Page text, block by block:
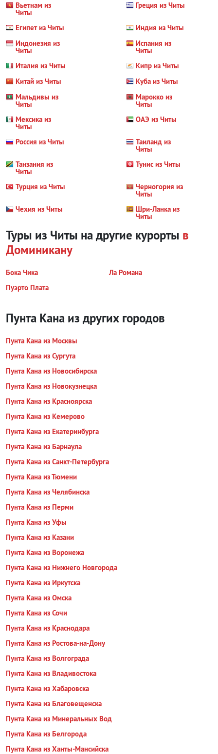
Вьетнам из
Читы
Греция из Читы
Египет из Читы
Индия из Читы
Индонезия из
Читы
Испания из
Читы
Италия из Читы
Кипр из Читы
Китай из Читы
Куба из Читы
Мальдивы из
Читы
Марокко из
Читы
Мексика из
Читы
ОАЭ из Читы
Россия из Читы Таиланд из
Читы
Танзания из
Читы
Тунис из Читы
Турция из Читы Черногория из
Читы
Чехия из Читы
Шри-Ланка из
Читы
Туры из Читы на другие курорты в
Доминикану
Бока Чика
Ла Романа
Пуэрто Плата
Пунта Кана из других городов
Пунта Кана из Москвы
Пунта Кана из Сургута
Пунта Кана из Новосибирска
Пунта Кана из Новокузнецка
Пунта Кана из Красноярска
Пунта Кана из Кемерово
Пунта Кана из Екатеринбурга
Пунта Кана из Барнаула
Пунта Кана из Санкт-Петербурга
Пунта Кана из Тюмени
Пунта Кана из Челябинска
Пунта Кана из Перми
Пунта Кана из Уфы
Пунта Кана из Казани
Пунта Кана из Воронежа
Пунта Кана из Нижнего Новгорода
Пунта Кана из Иркутска
Пунта Кана из Омска
Пунта Кана из Сочи
Пунта Кана из Краснодара
Пунта Кана из Ростова-на-Дону
Пунта Кана из Волгограда
Пунта Кана из Владивостока
Пунта Кана из Хабаровска
Пунта Кана из Благовещенска
Пунта Кана из Минеральных Вод
Пунта Кана из Белгорода
Пунта Кана из Ханты-Мансийска